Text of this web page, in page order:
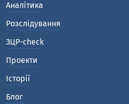
Аналітика
Розслідування
ЗЦР-check
Проекти
Історії
Блог